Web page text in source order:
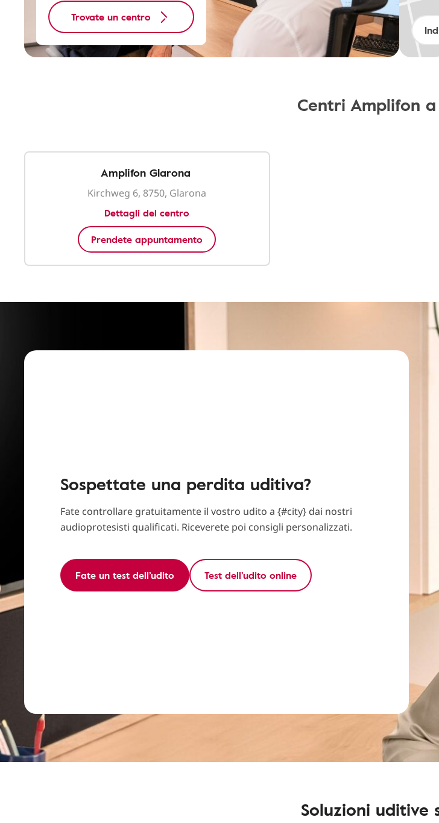
Trovate un centro
Centri Amplifon
Amplifon Glarona
Kirchweg 6, 8750, Glarona
Dettagli del centro
Prendete appuntamento
Sospettate una perdita uditiva?
Fate controllare gratuitamente il vostro udito a {#city} dai nostri
audioprotesisti qualificati. Riceverete poi consigli personalizzati.
Fate un test dell’udito Test dell’udito online
Soluzioni uditive